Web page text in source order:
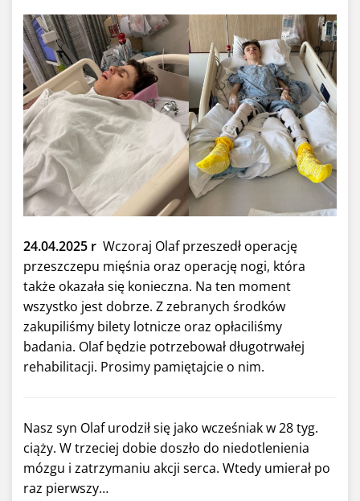
24.04.2025 r Wczoraj Olaf przeszedł operację
przeszczepu mięśnia oraz operację nogi, która
także okazała się konieczna. Na ten moment
wszystko jest dobrze. Z zebranych środków
zakupiliśmy bilety lotnicze oraz opłaciliśmy
badania. Olaf będzie potrzebował długotrwałej
rehabilitacji. Prosimy pamiętajcie o nim.
Nasz syn Olaf urodził się jako wcześniak w 28 tyg.
ciąży. W trzeciej dobie doszło do niedotlenienia
mózgu i zatrzymaniu akcji serca. Wtedy umierał po
raz pierwszy…